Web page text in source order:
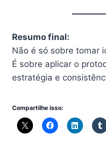
Resumo final:
Não é só sobre tomar
É sobre aplicar o
estratégia e
Compartilhe isso: